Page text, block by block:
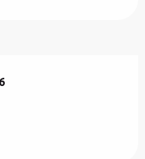
noviembre 2026